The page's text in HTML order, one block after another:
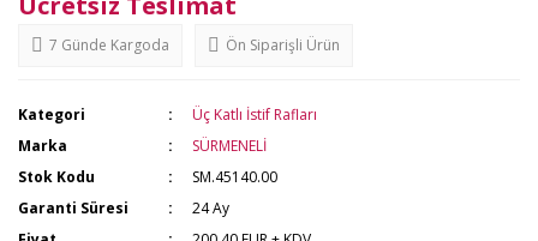
7 Günde Kargoda Ön Siparişli Ürün
Kategori
Üç Katlı İstif Rafları
Marka
SÜRMENELİ
Stok Kodu
SM.45140.00
Garanti Süresi
24 Ay